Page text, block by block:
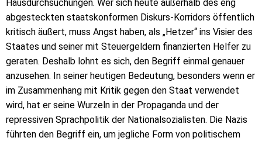
Hausdurchsuchungen. Wer sich heute außerhalb des eng
abgesteckten staatskonformen Diskurs-Korridors öffentlich
kritisch äußert, muss Angst haben, als „Hetzer“ ins Visier des
Staates und seiner mit Steuergeldern finanzierten Helfer zu
geraten. Deshalb lohnt es sich, den Begriff einmal genauer
anzusehen. In seiner heutigen Bedeutung, besonders wenn er
im Zusammenhang mit Kritik gegen den Staat verwendet
wird, hat er seine Wurzeln in der Propaganda und der
repressiven Sprachpolitik der Nationalsozialisten. Die Nazis
führten den Begriff ein, um jegliche Form von politischem